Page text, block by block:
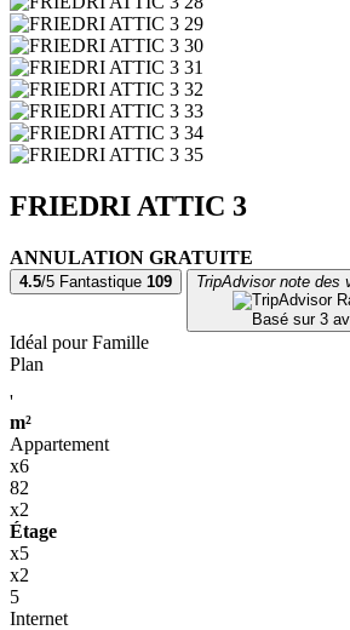
FRIEDRI ATTIC 3
ANNULATION GRATUITE
4.5/5 Fantastique 109 TripAdvisor note des
Basé sur 3
Idéal pour Famille
Plan
'
m²
Appartement
x6
82
x2
Étage
x5
x2
5
Internet